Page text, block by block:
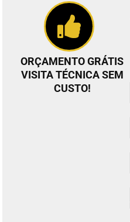
ORÇAMENTO GRÁTIS
VISITA TÉCNICA SEM
CUSTO!